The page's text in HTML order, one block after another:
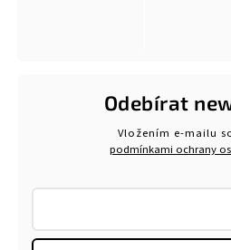
Odebírat
Vložením e-mailu
podmínkami ochrany